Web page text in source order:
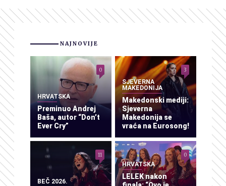
NAJNOVIJE
HRVATSKA
Preminuo Andrej
Baša, autor “Don’t
Ever Cry”
0
SJEVERNA
MAKEDONIJA
Makedonski mediji:
Sjeverna
Makedonija se
vraća na Eurosong!
3
BEČ 2026.
11
HRVATSKA
LELEK nakon
0